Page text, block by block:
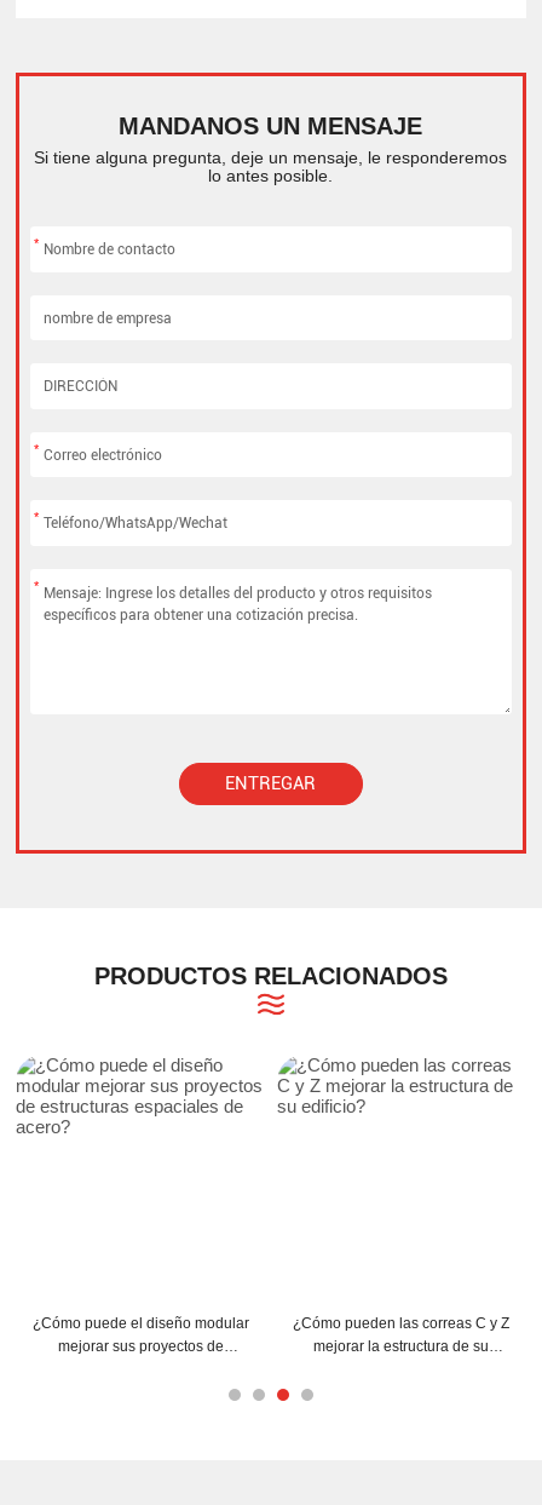
MANDANOS UN MENSAJE
Si tiene alguna pregunta, deje un mensaje, le responderemos
lo antes posible.
*
*
*
*
ENTREGAR
PRODUCTOS RELACIONADOS
¿Cómo puede el diseño modular
mejorar sus proyectos de
¿Cómo pueden las correas C y Z
mejorar la estructura de su